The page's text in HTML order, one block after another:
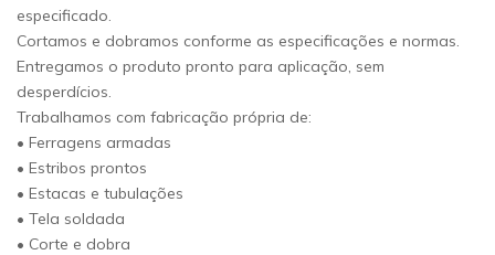
especificado.
Cortamos e dobramos conforme as especificações e normas.
Entregamos o produto pronto para aplicação, sem
desperdícios.
Trabalhamos com fabricação própria de:
• Ferragens armadas
• Estribos prontos
• Estacas e tubulações
• Tela soldada
• Corte e dobra